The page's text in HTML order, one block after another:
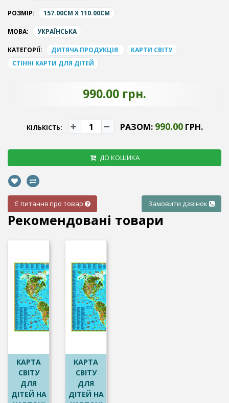
РОЗМІР: 157.00CM X 110.00CM
МОВА: УКРАЇНСЬКА
КАТЕГОРІЇ: ДИТЯЧА ПРОДУКЦІЯ
КАРТИ СВІТУ
СТІННІ КАРТИ ДЛЯ ДІТЕЙ
990.00 грн.
КІЛЬКІСТЬ: РАЗОМ: 990.00ГРН.
ДО КОШИКА
Є питання про товар Замовити дзвінок
Рекомендовані товари
КАРТА
СВІТУ
ДЛЯ
ДІТЕЙ НА
КАРТА
СВІТУ
ДЛЯ
ДІТЕЙ НА